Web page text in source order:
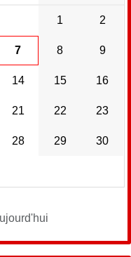
1 2
7 8 9
14 15 16
21 22 23
28 29 30